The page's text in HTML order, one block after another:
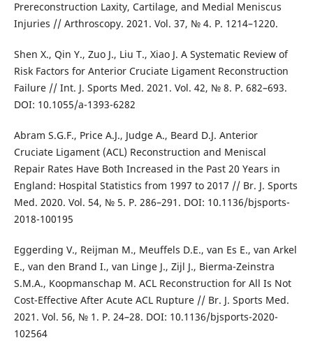
Prereconstruction Laxity, Cartilage, and Medial Meniscus
Injuries // Arthroscopy. 2021. Vol. 37, № 4. Р. 1214–1220.
Shen X., Qin Y., Zuo J., Liu T., Xiao J. A Systematic Review of
Risk Factors for Anterior Cruciate Ligament Reconstruction
Failure // Int. J. Sports Med. 2021. Vol. 42, № 8. Р. 682–693.
DOI: 10.1055/a-1393-6282
Abram S.G.F., Price A.J., Judge A., Beard D.J. Anterior
Cruciate Ligament (ACL) Reconstruction and Meniscal
Repair Rates Have Both Increased in the Past 20 Years in
England: Hospital Statistics from 1997 to 2017 // Br. J. Sports
Med. 2020. Vol. 54, № 5. Р. 286–291. DOI: 10.1136/bjsports-
2018-100195
Eggerding V., Reijman M., Meuffels D.E., van Es E., van Arkel
E., van den Brand I., van Linge J., Zijl J., Bierma-Zeinstra
S.M.A., Koopmanschap M. ACL Reconstruction for All Is Not
Cost-Effective After Acute ACL Rupture // Br. J. Sports Med.
2021. Vol. 56, № 1. Р. 24–28. DOI: 10.1136/bjsports-2020-
102564